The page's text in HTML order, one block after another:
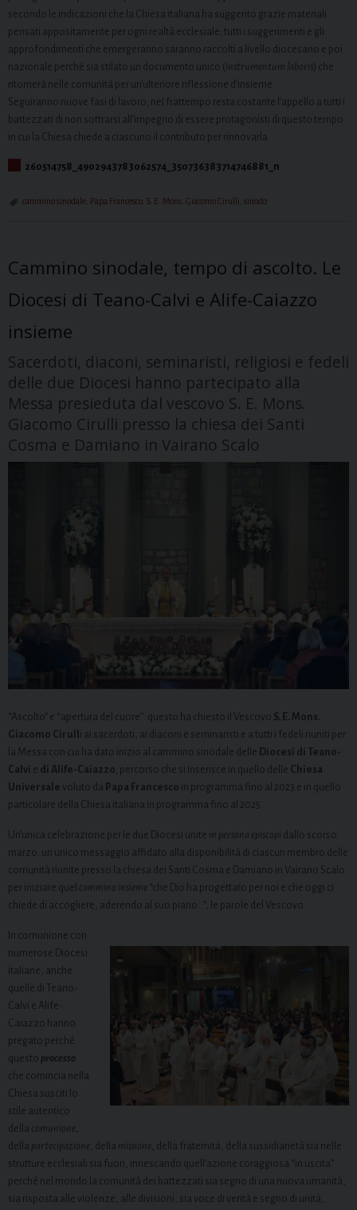
secondo le indicazioni che la Chiesa italiana ha suggerito grazie materiali
pensati appositamente per ogni realtà ecclesiale; tutti i suggerimenti e gli
approfondimenti che emergeranno saranno raccolti a livello diocesano e poi
nazionale perché sia stilato un documento unico (instrumentum laboris) che
ritornerà nelle comunità per un’ulteriore riflessione d’insieme.
Seguiranno nuove fasi di lavoro; nel frattempo resta costante l’appello a tutti i
battezzati di non sottrarsi all’impegno di essere protagonisti di questo tempo
in cui la Chiesa chiede a ciascuno il contributo per rinnovarla.
260514758_4902943783062574_350736383714746881_n
cammino sinodale Papa Francesco, S. E. Mons. Giacomo Cirulli sinodo
Cammino sinodale, tempo di ascolto. Le
Diocesi di Teano-Calvi e Alife-Caiazzo
insieme
Sacerdoti, diaconi, seminaristi, religiosi e fedeli
delle due Diocesi hanno partecipato alla
Messa presieduta dal vescovo S. E. Mons.
Giacomo Cirulli presso la chiesa dei Santi
Cosma e Damiano in Vairano Scalo
“Ascolto” e “apertura del cuore”: questo ha chiesto il Vescovo S. E. Mons.
Giacomo Cirull i ai sacerdoti, ai diaconi e seminaristi e a tutti i fedeli riuniti per
la Messa con cui ha dato inizio al cammino sinodale delle Diocesi di Teano-
Calvi e di Alife-Caiazzo; percorso che si inserisce in quello delle Chiesa
Universale voluto da Papa Francesco in programma fino al 2023 e in quello
particolare della Chiesa italiana in programma fino al 2025.
Un’unica celebrazione per le due Diocesi unite in persona episcopi dallo scorso
marzo; un unico messaggio affidato alla disponibilità di ciascun membro delle
comunità riunite presso la chiesa dei Santi Cosma e Damiano in Vairano Scalo
per iniziare quel
cammino insieme “che Dio ha progettato per noi e che oggi ci
chiede di accogliere, aderendo al suo piano…”, le parole del Vescovo.
In comunione con
numerose Diocesi
italiane, anche
quelle di Teano-
Calvi e Alife-
Caiazzo hanno
pregato perché
questo processo
che comincia nella
Chiesa susciti lo
stile autentico
della comunione
della partecipazione , della missione , della fraternità, della sussidiarietà sia nelle
strutture ecclesiali sia fuori, innescando quell’azione coraggiosa “in uscita”
perché nel mondo la comunità dei battezzati sia segno di una nuova umanità,
sia risposta alle violenze, alle divisioni, sia voce di verità e segno di unità,